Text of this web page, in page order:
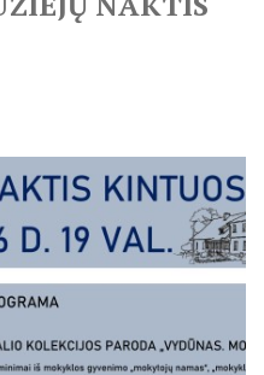
darbų paroda KLAIPĖDOS
KRAŠTAS" PROJEKTAS 2025/
PROJEKTAS ''KODAS: